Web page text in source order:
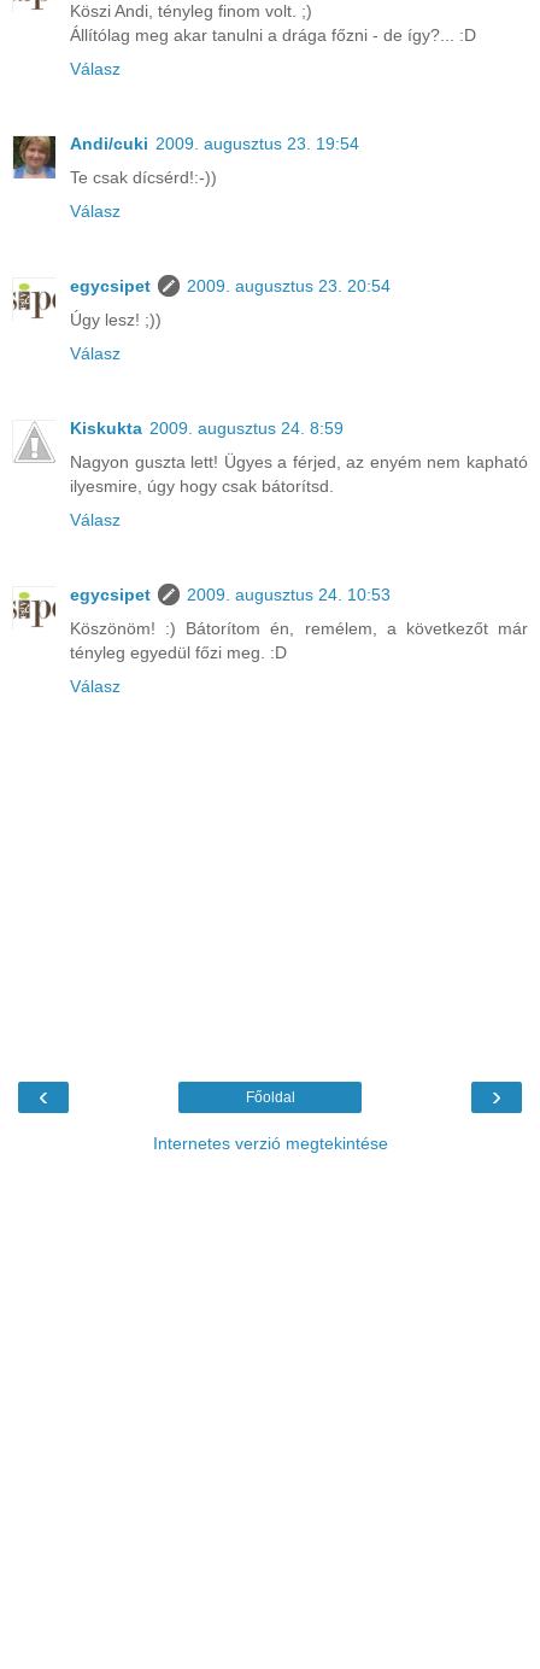
Köszi Andi, tényleg finom volt. ;)
Állítólag meg akar tanulni a drága főzni - de így?... :D
Válasz
Andi/cuki 2009. augusztus 23. 19:54
Te csak dícsérd!:-))
Válasz
egycsipet
2009. augusztus 23. 20:54
Úgy lesz! ;))
Válasz
Kiskukta 2009. augusztus 24. 8:59
Nagyon guszta lett! Ügyes a férjed, az enyém nem kapható
ilyesmire, úgy hogy csak bátorítsd.
Válasz
egycsipet
2009. augusztus 24. 10:53
Köszönöm! :) Bátorítom én, remélem, a következőt már
tényleg egyedül főzi meg. :D
Válasz
‹ ›
Főoldal
Internetes verzió megtekintése